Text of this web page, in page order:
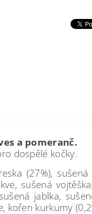
a pomeranč.
dospělé kočky.
(27%),
sušená
jablka,
kořen kurkumy